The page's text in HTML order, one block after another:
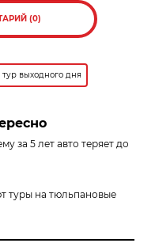
(0)
тур выходного дня
за 5 лет авто теряет до
туры на тюльпановые